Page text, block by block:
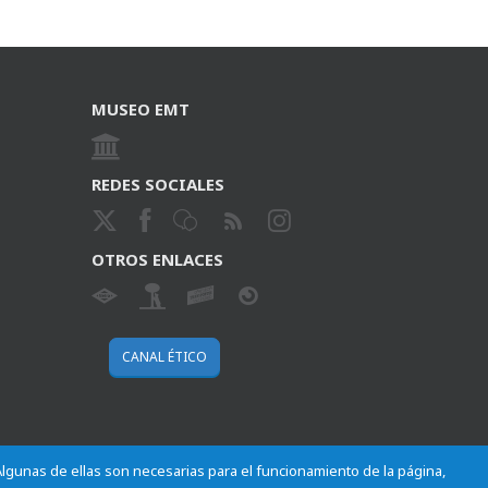
de ellas son necesarias para el funcionamiento de la página,
MUSEO EMT
REDES SOCIALES
OTROS ENLACES
CANAL ÉTICO